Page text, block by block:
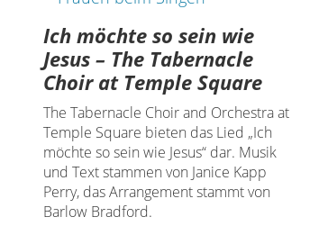
Ich möchte so sein wie
Jesus – The Tabernacle
Choir at Temple Square
The Tabernacle Choir and Orchestra at
Temple Square bieten das Lied „Ich
möchte so sein wie Jesus“ dar. Musik
und Text stammen von Janice Kapp
Perry, das Arrangement stammt von
Barlow Bradford.